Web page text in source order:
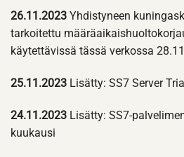
26.11.2023 Yhdistyneen
tarkoitettu
käytettävissä tässä verkossa
25.11.2023 Lisätty: SS7 Server Trial
24.11.2023 Lisätty: SS7-
kuukausi